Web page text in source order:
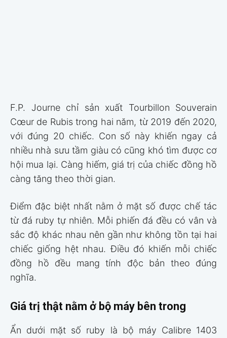
F.P. Journe chỉ sản xuất Tourbillon Souverain
Cœur de Rubis trong hai năm, từ 2019 đến 2020,
với đúng 20 chiếc. Con số này khiến ngay cả
nhiều nhà sưu tầm giàu có cũng khó tìm được cơ
hội mua lại. Càng hiếm, giá trị của chiếc đồng hồ
càng tăng theo thời gian.
Điểm đặc biệt nhất nằm ở mặt số được chế tác
từ đá ruby tự nhiên. Mỗi phiến đá đều có vân và
sắc độ khác nhau nên gần như không tồn tại hai
chiếc giống hệt nhau. Điều đó khiến mỗi chiếc
đồng hồ đều mang tính độc bản theo đúng
nghĩa.
Giá trị thật nằm ở bộ máy bên trong
Ẩn dưới mặt số ruby là bộ máy Calibre 1403